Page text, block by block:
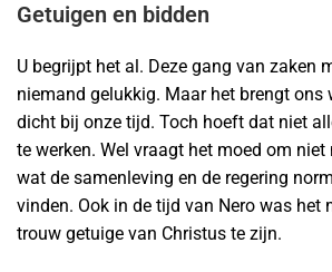
Getuigen en bidden
U begrijpt het al. Deze gang van zaken
niemand gelukkig. Maar het brengt ons
dicht bij onze tijd. Toch hoeft dat niet
te werken. Wel vraagt het moed om niet
wat de samenleving en de regering
vinden. Ook in de tijd van Nero was het
trouw getuige van Christus te zijn.